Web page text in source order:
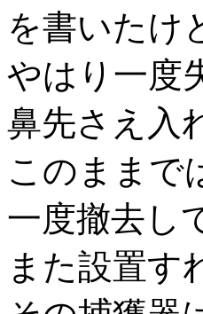
を書いたけ
やはり一度
鼻先さえ入
このままで
一度撤去し
また設置す